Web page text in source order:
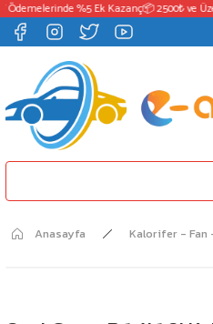
%5 Ek Kazanç📦 2500₺ ve
Anasayfa Kalorifer - Fan